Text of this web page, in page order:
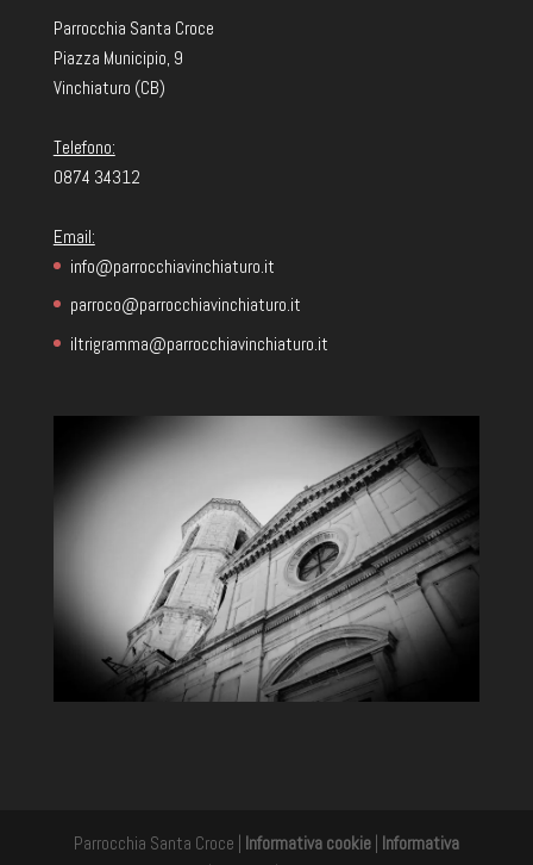
Parrocchia Santa Croce
Piazza Municipio, 9
Vinchiaturo (CB)
Telefono:
0874 34312
Email:
info@parrocchiavinchiaturo.it
parroco@parrocchiavinchiaturo.it
iltrigramma@parrocchiavinchiaturo.it
Parrocchia Santa Croce | Informativa cookie| Informativa